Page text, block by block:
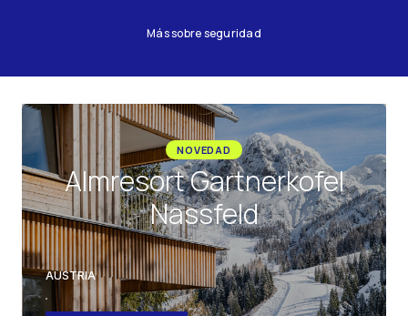
Más sobre seguridad
NOVEDAD
Almresort Gartnerkofel
Nassfeld
AUSTRIA